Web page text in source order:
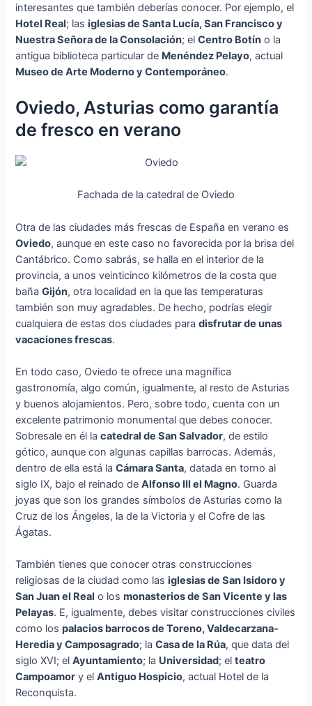
interesantes que también deberías conocer. Por ejemplo, el
Hotel Real; lasiglesias de Santa Lucía, San Francisco y
Nuestra Señora de la Consolación; elCentro Botín o la
antigua biblioteca particular de Menéndez Pelayo, actual
Museo de Arte Moderno y Contemporáneo.
Oviedo, Asturias como garantía
de fresco en verano
Fachada de la catedral de Oviedo
Otra de las ciudades más frescas de España en verano es
Oviedo, aunque en este caso no favorecida por la brisa del
Cantábrico. Como sabrás, se halla en el interior de la
provincia, a unos veinticinco kilómetros de la costa que
bañaGijón, otra localidad en la que las temperaturas
también son muy agradables. De hecho, podrías elegir
cualquiera de estas dos ciudades paradisfrutar de unas
vacaciones frescas.
En todo caso, Oviedo te ofrece una magnífica
gastronomía, algo común, igualmente, al resto de Asturias
y buenos alojamientos. Pero, sobre todo, cuenta con un
excelente patrimonio monumental que debes conocer.
Sobresale en él lacatedral de San Salvador, de estilo
gótico, aunque con algunas capillas barrocas. Además,
dentro de ella está laCámara Santa, datada en torno al
siglo IX, bajo el reinado deAlfonso III el Magno. Guarda
joyas que son los grandes símbolos de Asturias como la
Cruz de los Ángeles, la de la Victoria y el Cofre de las
Ágatas.
También tienes que conocer otras construcciones
religiosas de la ciudad como lasiglesias de San Isidoro y
San Juan el Real o losmonasterios de San Vicente y las
Pelayas. E, igualmente, debes visitar construcciones civiles
como lospalacios barrocos de Toreno, Valdecarzana-
Heredia y Camposagrado; laCasa de la Rúa, que data del
siglo XVI; elAyuntamiento; la Universidad; elteatro
Campoamor y elAntiguo Hospicio, actual Hotel de la
Reconquista.